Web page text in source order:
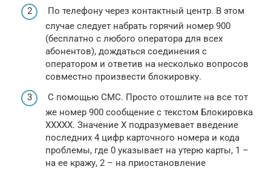
По телефону через контактный центр. В этом
случае следует набрать горячий номер 900
(бесплатно с любого оператора для всех
абонентов), дождаться соединения с
оператором и ответив на несколько вопросов
совместно произвести блокировку.
С помощью СМС. Просто отошлите на все тот
же номер 900 сообщение с текстом Блокировка
XXXXX. Значение X подразумевает введение
последних 4 цифр карточного номера и кода
проблемы, где 0 указывает на утерю карты, 1 –
на ее кражу, 2 – на приостановление